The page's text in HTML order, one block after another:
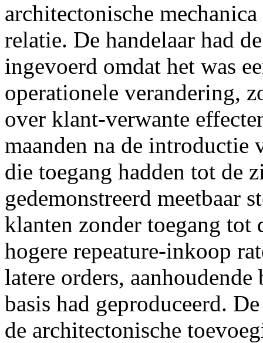
architectonische
relatie. De handelaar had
ingevoerd omdat het was
operationele verandering,
over klant-verwante
maanden na de introductie
die toegang hadden tot de
gedemonstreerd meetbaar
klanten zonder toegang tot
hogere repeature-inkoop
latere orders,
basis had geproduceerd.
de architectonische